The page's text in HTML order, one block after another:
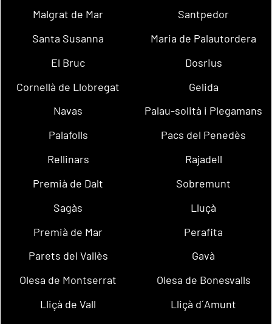
Malgrat de Mar
Santpedor
Santa Susanna
Maria de Palautordera
El Bruc
Dosrius
Cornellà de Llobregat
Gelida
Navas
Palau-solità i Plegamans
Palafolls
Pacs del Penedès
Rellinars
Rajadell
Premià de Dalt
Sobremunt
Sagàs
Lluçà
Premià de Mar
Perafita
Parets del Vallès
Gavà
Olesa de Montserrat
Olesa de Bonesvalls
Lliçà de Vall
Lliçà d´Amunt